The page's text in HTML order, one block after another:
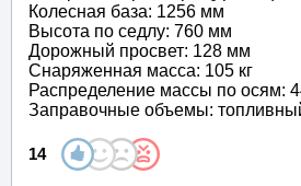
Колесная база: 1256 мм
Высота по седлу: 760 мм
Дорожный просвет: 128 мм
Снаряженная масса: 105 кг
Распределение массы по осям:
Заправочные объемы:
14